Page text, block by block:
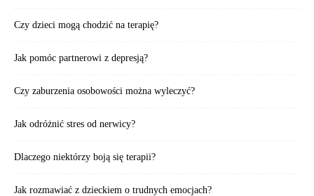
Czy dzieci mogą chodzić na terapię?
Jak pomóc partnerowi z depresją?
Czy zaburzenia osobowości można wyleczyć?
Jak odróżnić stres od nerwicy?
Dlaczego niektórzy boją się terapii?
Jak rozmawiać z dzieckiem o trudnych emocjach?